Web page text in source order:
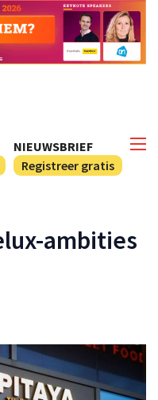
NIEUWSBRIEF
Registreer gratis
ambities